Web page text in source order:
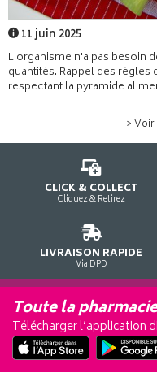
11 juin 2025
L'organisme n'a pas besoin
quantités. Rappel des
respectant la pyramide
>
CLICK & COLLECT
Cliquez & Retirez
LIVRAISON RAPIDE
Via DPD
Toute la
Télécharger l’application